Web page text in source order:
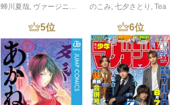
蝉川夏哉, ヴァージニア二等兵 ,転
のこみ, 七夕さとり , Tea
5位 6位